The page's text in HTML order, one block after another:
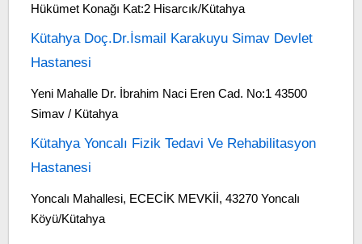
Hükümet Konağı Kat:2 Hisarcık/Kütahya
Kütahya Doç.Dr.İsmail Karakuyu Simav Devlet
Hastanesi
Yeni Mahalle Dr. İbrahim Naci Eren Cad. No:1 43500
Simav / Kütahya
Kütahya Yoncalı Fizik Tedavi Ve Rehabilitasyon
Hastanesi
Yoncalı Mahallesi, ECECİK MEVKİİ, 43270 Yoncalı
Köyü/Kütahya